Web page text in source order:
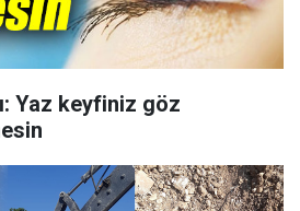
Yaz keyfiniz göz